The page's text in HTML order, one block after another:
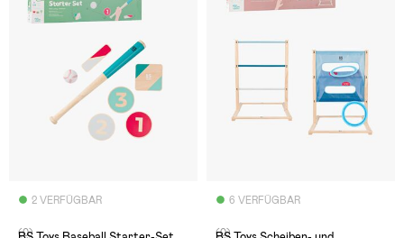
2 VERFÜGBAR
(0)
6 VERFÜGBAR
(0)